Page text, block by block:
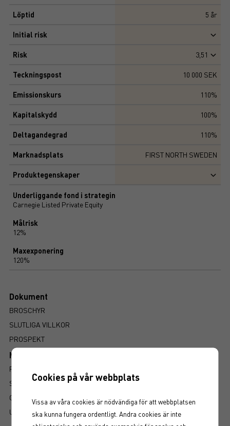
Löptid 5 år
Initial risk
Risk 3,51
Teckningspost 10 000 SEK
Emissionskurs 110%
Kapitalskydd 100%
Deltagandegrad 110%
Marknadsplats FIRST NORTH SWEDEN
Produktegenskaper
Underliggande fond i strategin
Carnegie Listed Private Equity
Målrisk
12%
Maxexponering
120%
Dokument
BROSCHYR
SLUTLIGA VILLKOR
PROSPEKT
Mer information om produkten
RISK
SÅ LÄSER DU FAKTABLADET
GRUNDPROSPEKT
UTSKRIFT
Cookies på vår webbplats
Vissa av våra cookies är nödvändiga för att webbplatsen
ska kunna fungera ordentligt. Andra cookies är inte